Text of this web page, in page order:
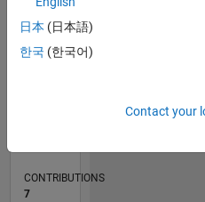
RANK
286,340
CONTRIBUTIONS
7
日本 (日本語)
한국 (한국어)
Contact your